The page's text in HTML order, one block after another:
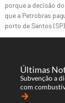
porque a decisão
que a Petrobras
porto de Santos
Últimas
Subvenção a
com
arrow_forward